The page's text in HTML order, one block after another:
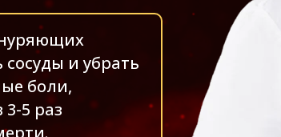
и убрать
боли,
5 раз